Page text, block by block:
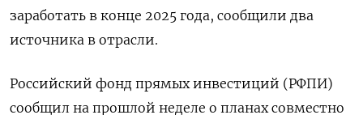
заработать в конце 2025 года, сообщили два
источника в отрасли.
Российский фонд прямых инвестиций (РФПИ)
сообщил на прошлой неделе о планах совместно